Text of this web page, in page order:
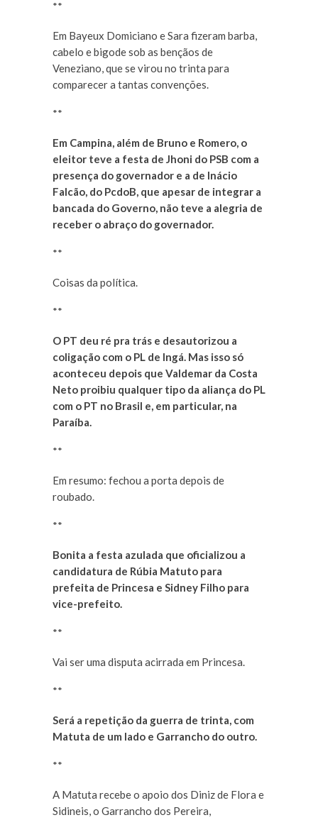
**
Em Bayeux Domiciano e Sara fizeram barba,
cabelo e bigode sob as bençãos de
Veneziano, que se virou no trinta para
comparecer a tantas convenções.
**
Em Campina, além de Bruno e Romero, o
eleitor teve a festa de Jhoni do PSB com a
presença do governador e a de Inácio
Falcão, do PcdoB, que apesar de integrar a
bancada do Governo, não teve a alegria de
receber o abraço do governador.
**
Coisas da política.
**
O PT deu ré pra trás e desautorizou a
coligação com o PL de Ingá. Mas isso só
aconteceu depois que Valdemar da Costa
Neto proibiu qualquer tipo da aliança do PL
com o PT no Brasil e, em particular, na
Paraíba.
**
Em resumo: fechou a porta depois de
roubado.
**
Bonita a festa azulada que oficializou a
candidatura de Rúbia Matuto para
prefeita de Princesa e Sidney Filho para
vice-prefeito.
**
Vai ser uma disputa acirrada em Princesa.
**
Será a repetição da guerra de trinta, com
Matuta de um lado e Garrancho do outro.
**
A Matuta recebe o apoio dos Diniz de Flora e
Sidineis, o Garrancho dos Pereira,